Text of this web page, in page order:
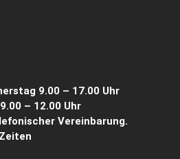
9.00 – 17.00 Uhr
– 12.00 Uhr
Vereinbarung.